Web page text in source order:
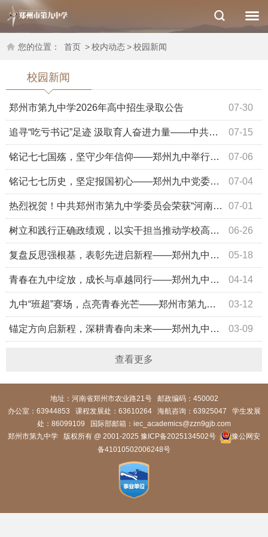
您的位置： 首页 >校内动态>校园新闻
校园新闻
07-30
郑州市第九中学2026年高中招生录取公告
07-15
追寻“吃亏书记”足迹 汲取育人奋进力量——中共郑州市第九中学委员会赴西辛庄村开展主题党日活动
07-06
铭记七七国殇，坚守少年信仰——郑州九中举行全校升旗仪式
07-04
铭记七七历史，坚定报国初心——郑州九中党委书记周继莉给海航班学生上思政课
07-01
热烈祝贺！中共郑州市第九中学委员会荣获“河南省先进基层党组织”
06-26
树立和践行正确政绩观，以实干担当推动学校高质量发展——郑州市第九中学召开全体党员大会
05-18
复盘反思强根基，表彰先进启新程——郑州九中高一年级举行升旗仪式暨期中表彰大会
04-14
青春在九中绽放，成长与卓越同行——郑州九中召开青年教师座谈会
03-12
九中“班超”赛场，点亮青春光芒——郑州市第九中学举办第六届校园球类班级联赛
03-09
锚定方向启新程，深耕青春向未来——郑州九中高一年级举行新学期主题升旗仪式
查看更多
地址：河南省郑州市农业路21号 邮政编码：450002
办公室：63944853
课程发展处：63610264 海航咨询：63925047 学生发展
处：86099109 国际部邮箱：iec_academics@zzn9gjb.com
郑州市第九中学 版权所有 @ 2001-2025 豫ICP备2025134502号
豫公网安
备41010502006248号